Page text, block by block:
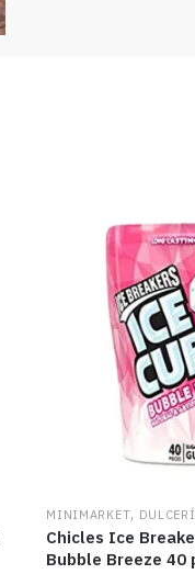
MINIMARKET,
Chicles Ice
Bubble Breeze 40